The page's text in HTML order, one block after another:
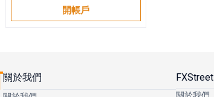
開帳戶
關於我們 FXStreet
關於我們